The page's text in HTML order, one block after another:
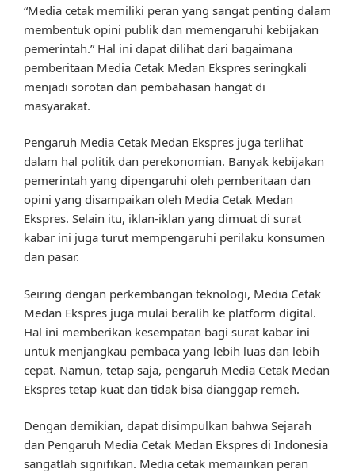
“Media cetak memiliki peran yang sangat penting dalam
membentuk opini publik dan memengaruhi kebijakan
pemerintah.” Hal ini dapat dilihat dari bagaimana
pemberitaan Media Cetak Medan Ekspres seringkali
menjadi sorotan dan pembahasan hangat di
masyarakat.
Pengaruh Media Cetak Medan Ekspres juga terlihat
dalam hal politik dan perekonomian. Banyak kebijakan
pemerintah yang dipengaruhi oleh pemberitaan dan
opini yang disampaikan oleh Media Cetak Medan
Ekspres. Selain itu, iklan-iklan yang dimuat di surat
kabar ini juga turut mempengaruhi perilaku konsumen
dan pasar.
Seiring dengan perkembangan teknologi, Media Cetak
Medan Ekspres juga mulai beralih ke platform digital.
Hal ini memberikan kesempatan bagi surat kabar ini
untuk menjangkau pembaca yang lebih luas dan lebih
cepat. Namun, tetap saja, pengaruh Media Cetak Medan
Ekspres tetap kuat dan tidak bisa dianggap remeh.
Dengan demikian, dapat disimpulkan bahwa Sejarah
dan Pengaruh Media Cetak Medan Ekspres di Indonesia
sangatlah signifikan. Media cetak memainkan peran